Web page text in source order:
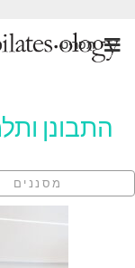
תַפרִיט
התבונן
מסננים